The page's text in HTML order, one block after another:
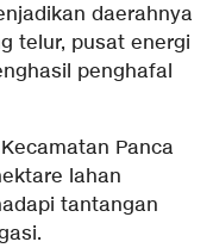
daerahnya
telur, pusat energi
penghafal
Panca
lahan
tantangan